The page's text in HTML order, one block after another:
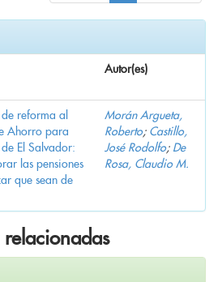
Autor(es)
reforma al
Ahorro para
El Salvador:
las pensiones
que sean de
Morán Argueta,
Roberto; Castillo,
José Rodolfo; De
Rosa, Claudio M.